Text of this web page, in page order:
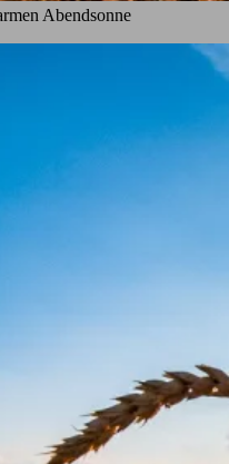
Abendsonne